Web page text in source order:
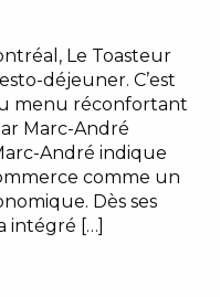
Le Toasteur
déjeuner. C’est
menu réconfortant
Marc-André
André indique
comme un
Dès ses
intégré […]